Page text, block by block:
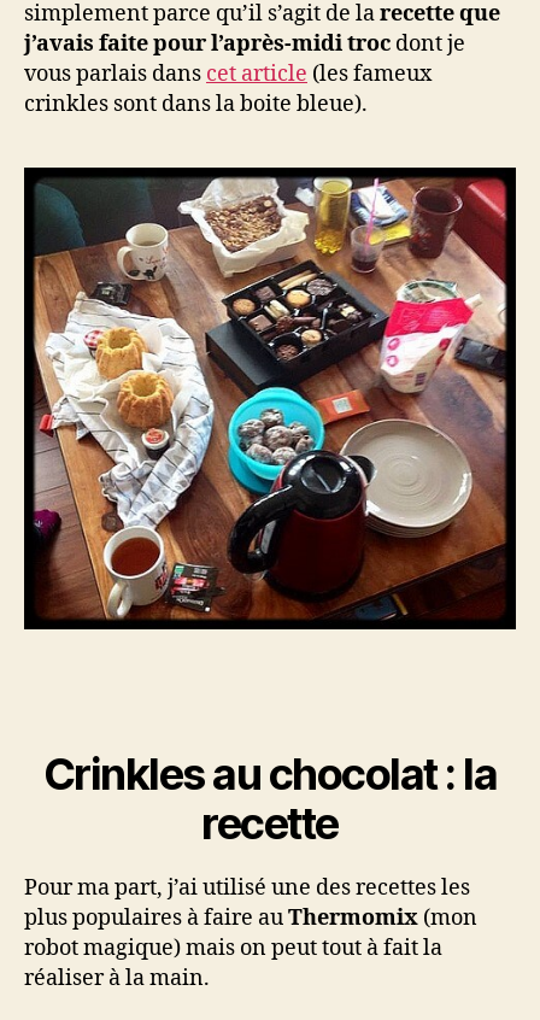
simplement parce qu’il s’agit de larecette que
j’avais faite pour l’après-midi troc dont je
vous parlais dans cet article (les fameux
crinkles sont dans la boite bleue).
Crinkles au chocolat : la
recette
Pour ma part, j’ai utilisé une des recettes les
plus populaires à faire auThermomix (mon
robot magique) mais on peut tout à fait la
réaliser à la main.